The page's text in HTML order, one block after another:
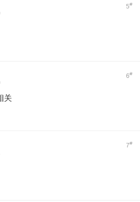
5#
6#
关
7#